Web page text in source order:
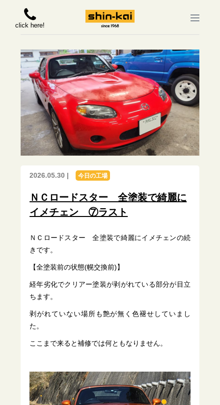
click here!
2026.05.30 | 今日の工場
ＮＣロードスター 全塗装で綺麗に
イメチェン ⑦ラスト
ＮＣロードスター 全塗装で綺麗にイメチェンの続
きです。
【全塗装前の状態(幌交換前)】
経年劣化でクリアー塗装が剥がれている部分が目立
ちます。
剥がれていない場所も艶が無く色褪せしていまし
た。
ここまで来ると補修では何ともなりません。